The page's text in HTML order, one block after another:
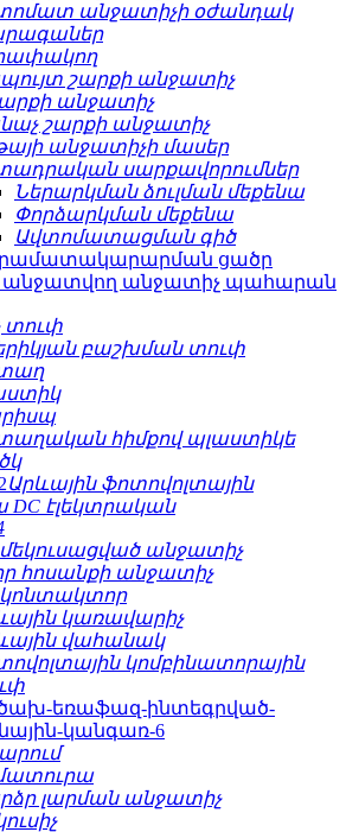
անջատիչի օժանդակ
շարքի անջատիչ
անջատիչ
շարքի անջատիչ
անջատիչի մասեր
սարքավորումներ
Ներարկման ձուլման մեքենա
Փորձարկման մեքենա
Ավտոմատացման գիծ
տուփ
բաշխման տուփ
հիմքով պլաստիկե
Արևային ֆոտովոլտային
DC էլեկտրական
մեկուսացված անջատիչ
հոսանքի անջատիչ
կոնտակտոր
կառավարիչ
վահանակ
կոմբինատորային
լարման անջատիչ